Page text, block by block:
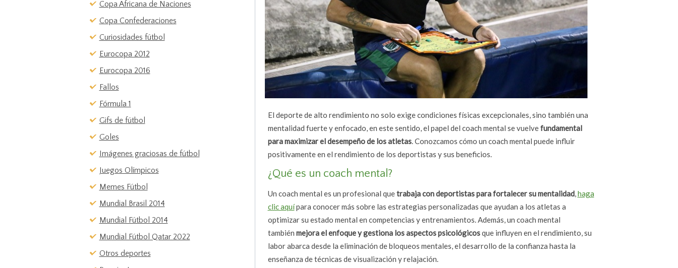
Copa Africana de Naciones
Copa Confederaciones
Curiosidades fútbol
Eurocopa 2012
Eurocopa 2016
Fallos
Fórmula 1
Gifs de fútbol
Goles
Imágenes graciosas de fútbol
Juegos Olímpicos
Memes Fútbol
Mundial Brasil 2014
Mundial Fútbol 2014
Mundial Fútbol Qatar 2022
Otros deportes
El deporte de alto rendimiento no solo exige condiciones físicas excepcionales, sino también una
mentalidad fuerte y enfocado, en este sentido, el papel del coach mental se vuelvefundamental
para maximizar el desempeño de los atletas. Conozcamos cómo un coach mental puede influir
positivamente en el rendimiento de los deportistas y sus beneficios.
¿Qué es un coach mental?
Un coach mental es un profesional quetrabaja con deportistas para fortalecer su mentalidad,haga
clic aquípara conocer más sobre las estrategias personalizadas que ayudan a los atletas a
optimizar su estado mental en competencias y entrenamientos. Además, un coach mental
también mejora el enfoque y gestiona los aspectos psicológicosque influyen en el rendimiento, su
labor abarca desde la eliminación de bloqueos mentales, el desarrollo de la confianza hasta la
enseñanza de técnicas de visualización y relajación.